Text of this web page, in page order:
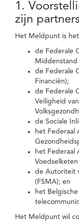
1.
zijn
Het Meldpunt is
de Federale
Middenstand
de Federale
Financiën);
de Federale
Veiligheid
de Sociale
het Federaal
het Federaal
Voedselketen
de Autoriteit
(FSMA); en
het
Het Meldpunt wil